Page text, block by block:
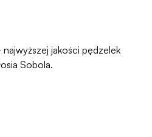
najwyższej jakości pędzelek
Sobola.